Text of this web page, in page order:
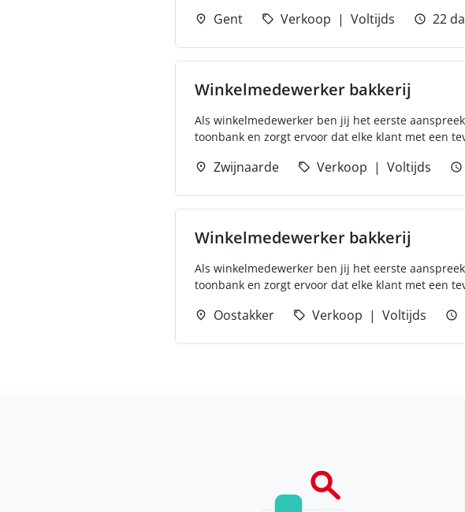
Gent Verkoop Voltijds 22
Winkelmedewerker bakkerij
Als winkelmedewerker ben jij het eerste
toonbank en zorgt ervoor dat elke klant met een
Zwijnaarde Verkoop Voltijds
Winkelmedewerker bakkerij
Als winkelmedewerker ben jij het eerste
toonbank en zorgt ervoor dat elke klant met een
Oostakker Verkoop Voltijds